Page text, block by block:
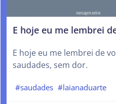
E hoje eu me lembrei
E hoje eu me lembrei de
saudades, sem dor.
#saudades #laianaduarte